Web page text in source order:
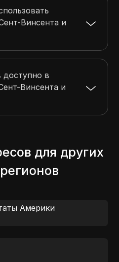
Винсента и
доступно в
Винсента и
для других
Америки